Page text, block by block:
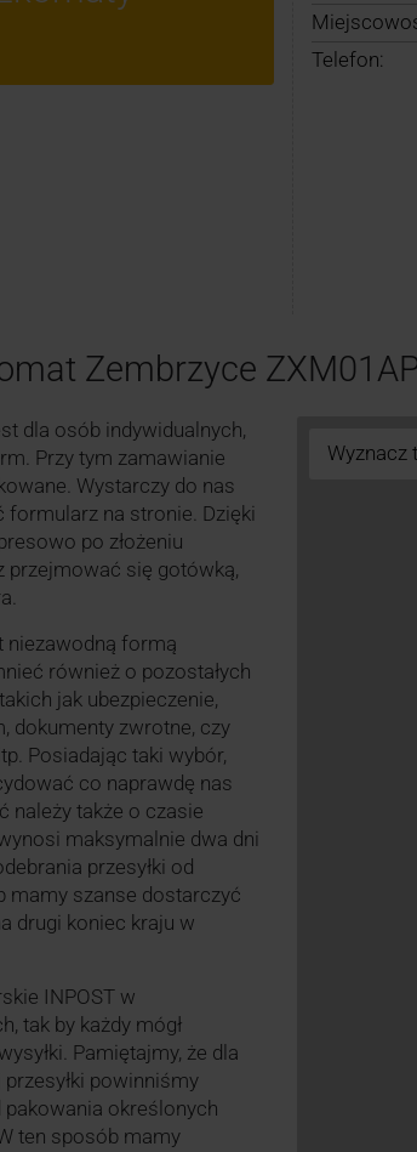
Telefon:
Zembrzyce
dla osób indywidualnych,
Przy tym zamawianie
Wystarczy do nas
formularz na stronie. Dzięki
po złożeniu
przejmować się gotówką,
niezawodną formą
również o pozostałych
jak ubezpieczenie,
dokumenty zwrotne, czy
Posiadając taki wybór,
co naprawdę nas
należy także o czasie
maksymalnie dwa dni
przesyłki od
mamy szanse dostarczyć
drugi koniec kraju w
INPOST w
tak by każdy mógł
Pamiętajmy, że dla
powinniśmy
określonych
ten sposób mamy
Wyznacz